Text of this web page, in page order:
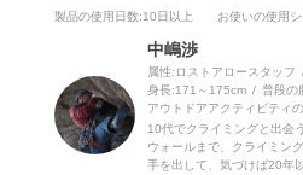
製品の使用日数:10日以上 お使いの使用
中嶋渉
属性:ロストアロースタッフ
身長:171～175cm 普段の
アウトドアアクティビティ
10代でクライミングと出会
ウォールまで、クライミン
手を出して、気づけば20年